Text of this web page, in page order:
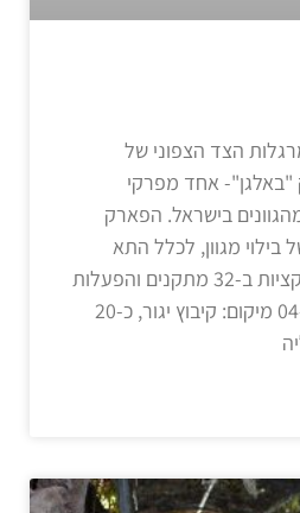
הצד הצפוני של
"באלגן"- אחד מפרקי
בישראל. הפארק
מגוון, לכלל התא
המשפחתי וכולל אטרקציות ב-32 מתקנים והפעלות
שונות. טל: 04-9848989 מיקום: קיבוץ יגור, כ-20